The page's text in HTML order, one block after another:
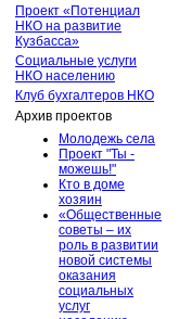
Проект «Потенциал
НКО на развитие
Кузбасса»
Социальные услуги
НКО населению
Клуб бухгалтеров НКО
Архив проектов
Молодежь села
Проект "Ты -
можешь!"
Кто в доме
хозяин
«Общественные
советы – их
роль в развитии
новой системы
оказания
социальных
услуг